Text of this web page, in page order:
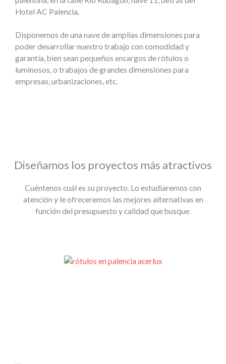
Hotel AC Palencia.
Disponemos de una nave de amplias dimensiones para
poder desarrollar nuestro trabajo con comodidad y
garantía, bien sean pequeños encargos de rótulos o
luminosos, o trabajos de grandes dimensiones para
empresas, urbanizaciones, etc.
Diseñamos los proyectos más atractivos
Cuéntenos cuál es su proyecto. Lo estudiaremos con
atención y le ofreceremos las mejores alternativas en
función del presupuesto y calidad que busque.